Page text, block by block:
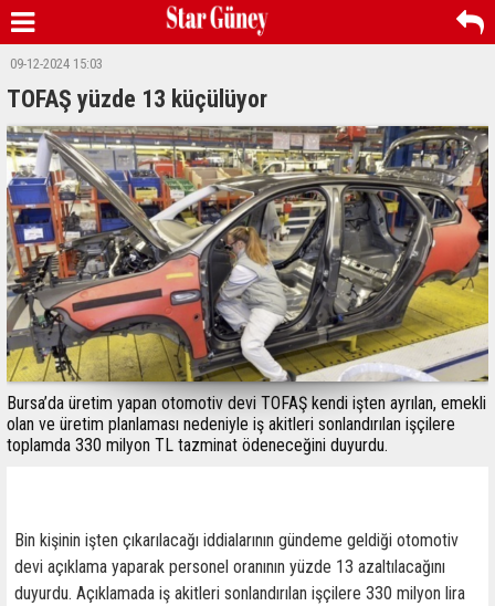
09-12-2024 15:03
TOFAŞ yüzde 13 küçülüyor
Bursa’da üretim yapan otomotiv devi TOFAŞ kendi işten ayrılan, emekli
olan ve üretim planlaması nedeniyle iş akitleri sonlandırılan işçilere
toplamda 330 milyon TL tazminat ödeneceğini duyurdu.
Bin kişinin işten çıkarılacağı iddialarının gündeme geldiği otomotiv
devi açıklama yaparak personel oranının yüzde 13 azaltılacağını
duyurdu. Açıklamada iş akitleri sonlandırılan işçilere 330 milyon lira